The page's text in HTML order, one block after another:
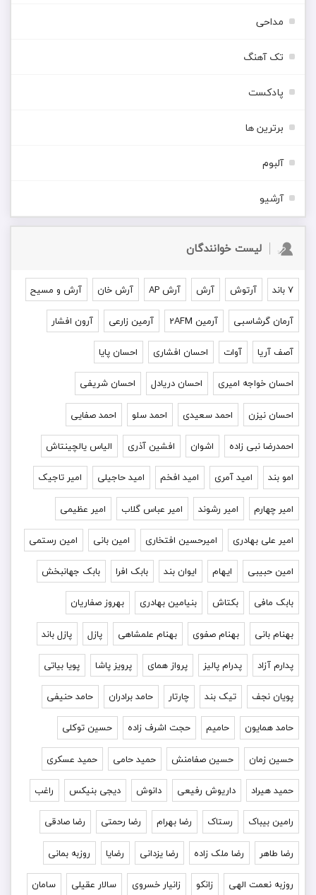
مداحی
تک آهنگ
پادکست
برترین ها
آلبوم
آرشیو
لیست خوانندگان
۷ باند آرتوش آرش آرش AP آرش خان آرش و مسیح
آرمان گرشاسبی آرمین 2AFM آرمین زارعی آرون افشار
آصف آریا آوات احسان افشاری احسان پایا
احسان خواجه امیری احسان دریادل احسان شریفی
احسان نیزن احمد سعیدی احمد سلو احمد صفایی
احمدرضا نبی زاده اشوان افشین آذری الیاس یالچینتاش
امو بند امید آمری امید افخم امید حاجیلی امیر تاجیک
امیر چهارم امیر رشوند امیر عباس گلاب امیر عظیمی
امیر علی بهادری امیرحسین افتخاری امین بانی امین رستمی
امین حبیبی ایهام ایوان بند بابک افرا بابک جهانبخش
بابک مافی بکتاش بنیامین بهادری بهروز صفاریان
بهنام بانی بهنام صفوی بهنام علمشاهی پازل پازل باند
پدارم آزاد پدرام پالیز پرواز همای پرویز پاشا پویا بیاتی
پویان نجف تیک بند چارتار حامد برادران حامد حنیفی
حامد همایون حامیم حجت اشرف زاده حسین توکلی
حسین زمان حسین صفامنش حمید حامی حمید عسکری
حمید هیراد داریوش رفیعی دانوش دیجی بنیکس راغب
رامین بیباک رستاک رضا بهرام رضا رحمتی رضا صادقی
رضا طاهر رضا ملک زاده رضا یزدانی رضایا روزبه بمانى
روزبه نعمت الهی زانکو زانیار خسروی سالار عقیلی سامان